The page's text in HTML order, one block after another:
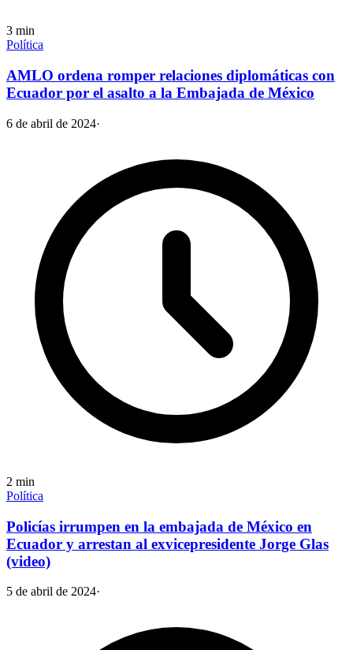
3 min
Política
AMLO ordena romper relaciones diplomáticas con
Ecuador por el asalto a la Embajada de México
6 de abril de 2024·
2 min
Política
Policías irrumpen en la embajada de México en
Ecuador y arrestan al exvicepresidente Jorge Glas
(video)
5 de abril de 2024·